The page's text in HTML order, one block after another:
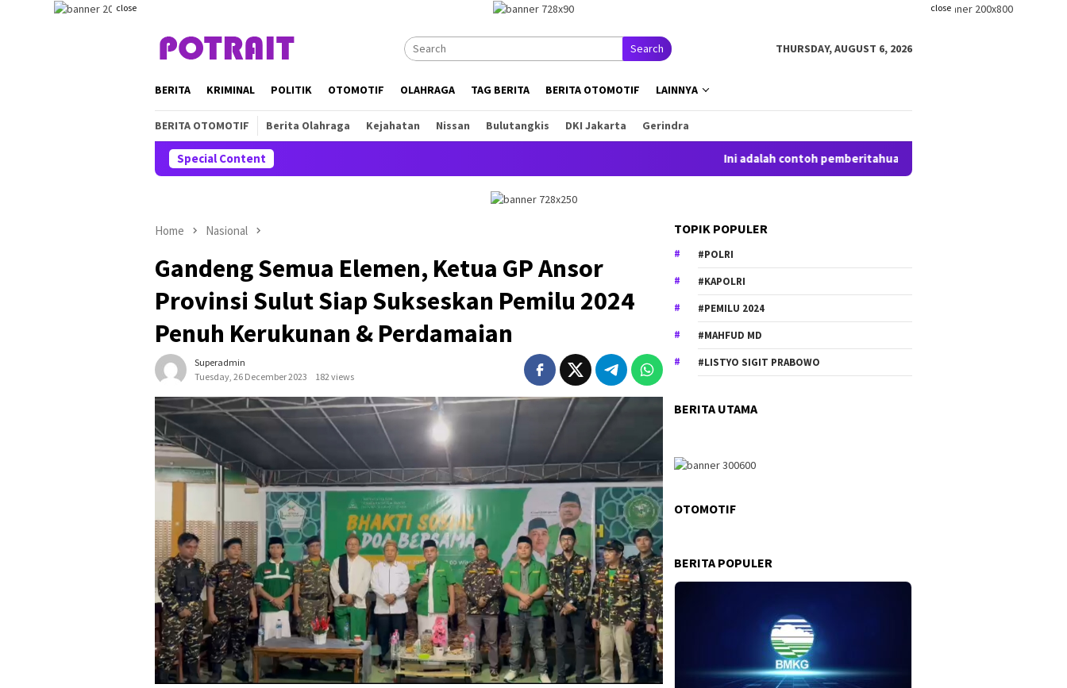
close close
Search THURSDAY, AUGUST 6, 2026
BERITA KRIMINAL POLITIK OTOMOTIF OLAHRAGA TAG BERITA BERITA OTOMOTIF LAINNYA
BERITA OTOMOTIF Berita Olahraga Kejahatan Nissan Bulutangkis DKI Jakarta Gerindra
Special Content Ini adalah contoh pemberitahuan kepada pengunjung anda.
Home Nasional
Gandeng Semua Elemen, Ketua GP Ansor
Provinsi Sulut Siap Sukseskan Pemilu 2024
Penuh Kerukunan & Perdamaian
Superadmin
Tuesday, 26 December 2023
182 views
TOPIK POPULER
#POLRI
#KAPOLRI
#PEMILU 2024
#MAHFUD MD
#LISTYO SIGIT PRABOWO
BERITA UTAMA
OTOMOTIF
BERITA POPULER